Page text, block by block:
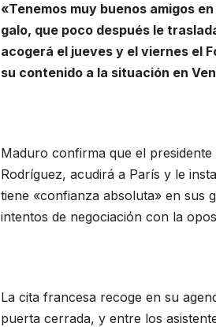
«Tenemos muy buenos amigos
galo, que poco después le
acogerá el jueves y el viernes el
su contenido a la situación en
Maduro confirma que el
Rodríguez, acudirá a París y le
tiene «confianza absoluta» en sus
intentos de negociación con la
La cita francesa recoge en su
puerta cerrada, y entre los